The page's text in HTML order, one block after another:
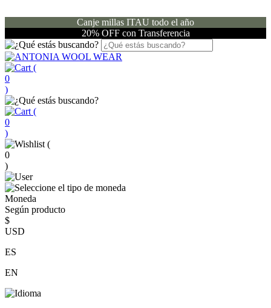
Canje millas ITAU todo el año
20% OFF con Transferencia
(
0
)
(
0
)
(
0
)
Moneda
Según producto
$
USD
ES
EN